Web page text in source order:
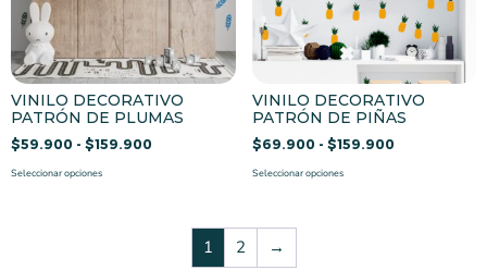
VINILO DECORATIVO
PATRÓN DE PLUMAS
$59.900 - $159.900
Seleccionar opciones
VINILO DECORATIVO
PATRÓN DE PIÑAS
$69.900 - $159.900
Seleccionar opciones
1 2 →